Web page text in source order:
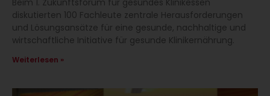
Beim 1. Zukunftsforum für gesundes Klinikessen
diskutierten 100 Fachleute zentrale Herausforderungen
und Lösungsansätze für eine gesunde, nachhaltige und
wirtschaftliche Initiative für gesunde Klinikernährung.
Weiterlesen »